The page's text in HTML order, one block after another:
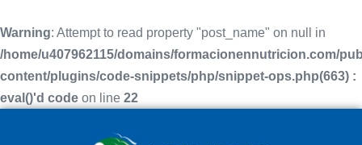
Warning: Attempt to read property "post_name" on null in
/home/u407962115/domains/formacionennutricion.com/
content/plugins/code-snippets/php/snippet-ops.php(663) :
eval()'d code on line 22